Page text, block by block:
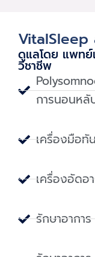
VitalSleep
ดูแลโดย แพทย์
วิชาชีพ
การนอนหลั
เครื่องมือทั
เครื่องอัดอ
รักษาอากา